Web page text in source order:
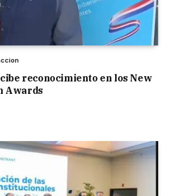
reconocimiento en los New
Awards